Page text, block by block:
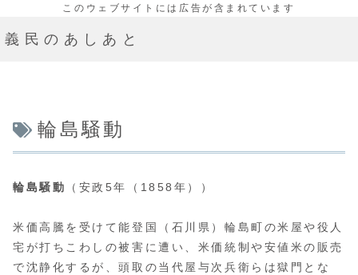
義民のあしあと
輪島騒動
輪島騒動 （安政5年（1858年））
米価高騰を受けて能登国（石川県）輪島町の米屋や役人
宅が打ちこわしの被害に遭い、米価統制や安値米の販売
で沈静化するが、頭取の当代屋与次兵衛らは獄門とな